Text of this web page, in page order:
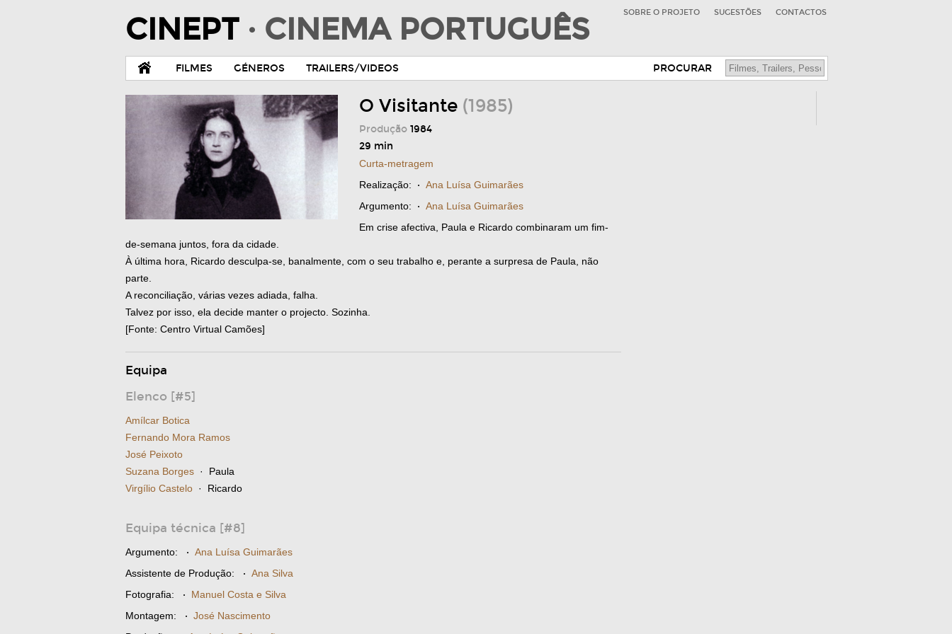
CINEPT · CINEMA PORTUGUÊS SOBRE O PROJETO SUGESTÕES CONTACTOS
FILMES GÉNEROS TRAILERS/VIDEOS PROCURAR
O Visitante (1985)
Produção 1984
29 min
Curta-metragem
Realização: · Ana Luísa Guimarães
Argumento: · Ana Luísa Guimarães
Em crise afectiva, Paula e Ricardo combinaram um fim-
de-semana juntos, fora da cidade.
À última hora, Ricardo desculpa-se, banalmente, com o seu trabalho e, perante a surpresa de Paula, não
parte.
A reconciliação, várias vezes adiada, falha.
Talvez por isso, ela decide manter o projecto. Sozinha.
[Fonte: Centro Virtual Camões]
Equipa
Elenco [#5]
Amílcar Botica
Fernando Mora Ramos
José Peixoto
Suzana Borges · Paula
Virgílio Castelo · Ricardo
Equipa técnica [#8]
Argumento: · Ana Luísa Guimarães
Assistente de Produção: · Ana Silva
Fotografia: · Manuel Costa e Silva
Montagem: · José Nascimento